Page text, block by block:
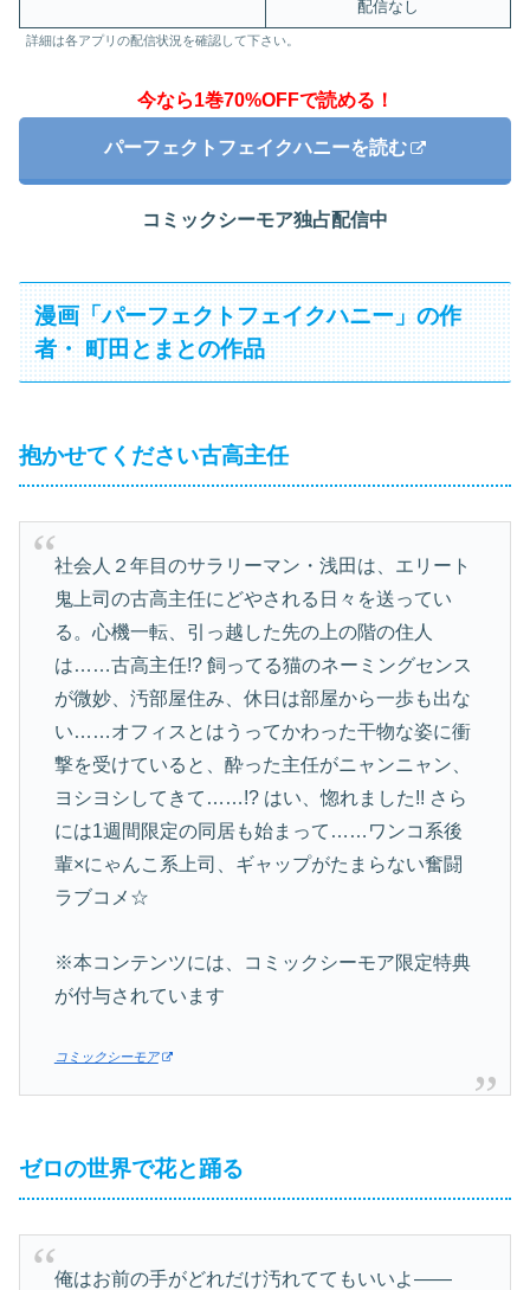
配信なし
詳細は各アプリの配信状況を確認して下さい。
今なら1巻70%OFFで読める！
パーフェクトフェイクハニーを読む
コミックシーモア独占配信中
漫画「パーフェクトフェイクハニー」の作
者・ 町田とまとの作品
抱かせてください古高主任
社会人２年目のサラリーマン・浅田は、エリート
鬼上司の古高主任にどやされる日々を送ってい
る。心機一転、引っ越した先の上の階の住人
は……古高主任!? 飼ってる猫のネーミングセンス
が微妙、汚部屋住み、休日は部屋から一歩も出な
い……オフィスとはうってかわった干物な姿に衝
撃を受けていると、酔った主任がニャンニャン、
ヨシヨシしてきて……!? はい、惚れました!! さら
には1週間限定の同居も始まって……ワンコ系後
輩×にゃんこ系上司、ギャップがたまらない奮闘
ラブコメ☆
※本コンテンツには、コミックシーモア限定特典
が付与されています
コミックシーモア
ゼロの世界で花と踊る
俺はお前の手がどれだけ汚れててもいいよ――